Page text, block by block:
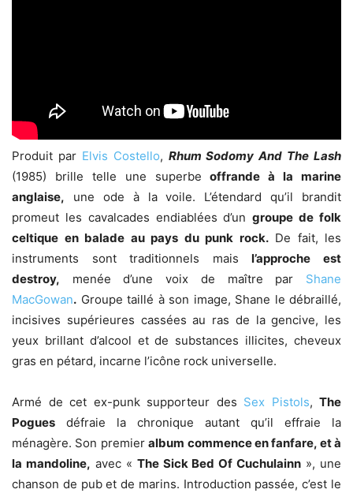
Produit par Elvis Costello, Rhum Sodomy And The Lash
(1985) brille telle une superbeoffrande à la marine
anglaise, une ode à la voile. L’étendard qu’il brandit
promeut les cavalcades endiablées d’ungroupe de folk
celtique en balade au pays du punk rock.De fait, les
instruments sont traditionnels maisl’approche est
destroy, menée d’une voix de maître par Shane
MacGowan. Groupe taillé à son image, Shane le débraillé,
incisives supérieures cassées au ras de la gencive, les
yeux brillant d’alcool et de substances illicites, cheveux
gras en pétard, incarne l’icône rock universelle.
Armé de cet ex-punk supporteur des Sex Pistols, The
Pogues défraie la chronique autant qu’il effraie la
ménagère. Son premieralbum commence en fanfare, et à
la mandoline, avec « The Sick Bed Of Cuchulainn », une
chanson de pub et de marins. Introduction passée, c’est le